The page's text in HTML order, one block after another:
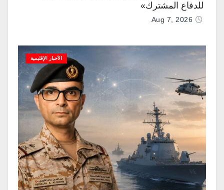
للدفاع المشترك»
Aug 7, 2026
الأخبار الإقليمية